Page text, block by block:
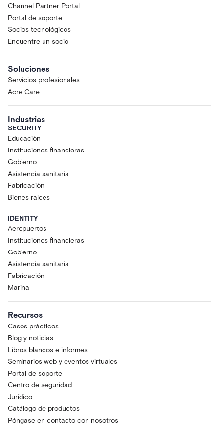
Channel Partner Portal
Portal de soporte
Socios tecnológicos
Encuentre un socio
Soluciones
Servicios profesionales
Acre Care
Industrias
SECURITY
Educación
Instituciones financieras
Gobierno
Asistencia sanitaria
Fabricación
Bienes raíces
IDENTITY
Aeropuertos
Instituciones financieras
Gobierno
Asistencia sanitaria
Fabricación
Marina
Recursos
Casos prácticos
Blog y noticias
Libros blancos e informes
Seminarios web y eventos virtuales
Portal de soporte
Centro de seguridad
Jurídico
Catálogo de productos
Póngase en contacto con nosotros